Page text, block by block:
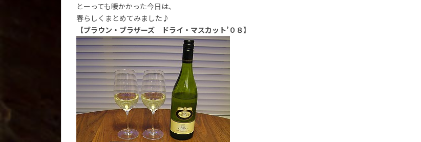
とーっても暖かかった今日は、
春らしくまとめてみました♪
【ブラウン・ブラザーズ ドライ・マスカット’０８】